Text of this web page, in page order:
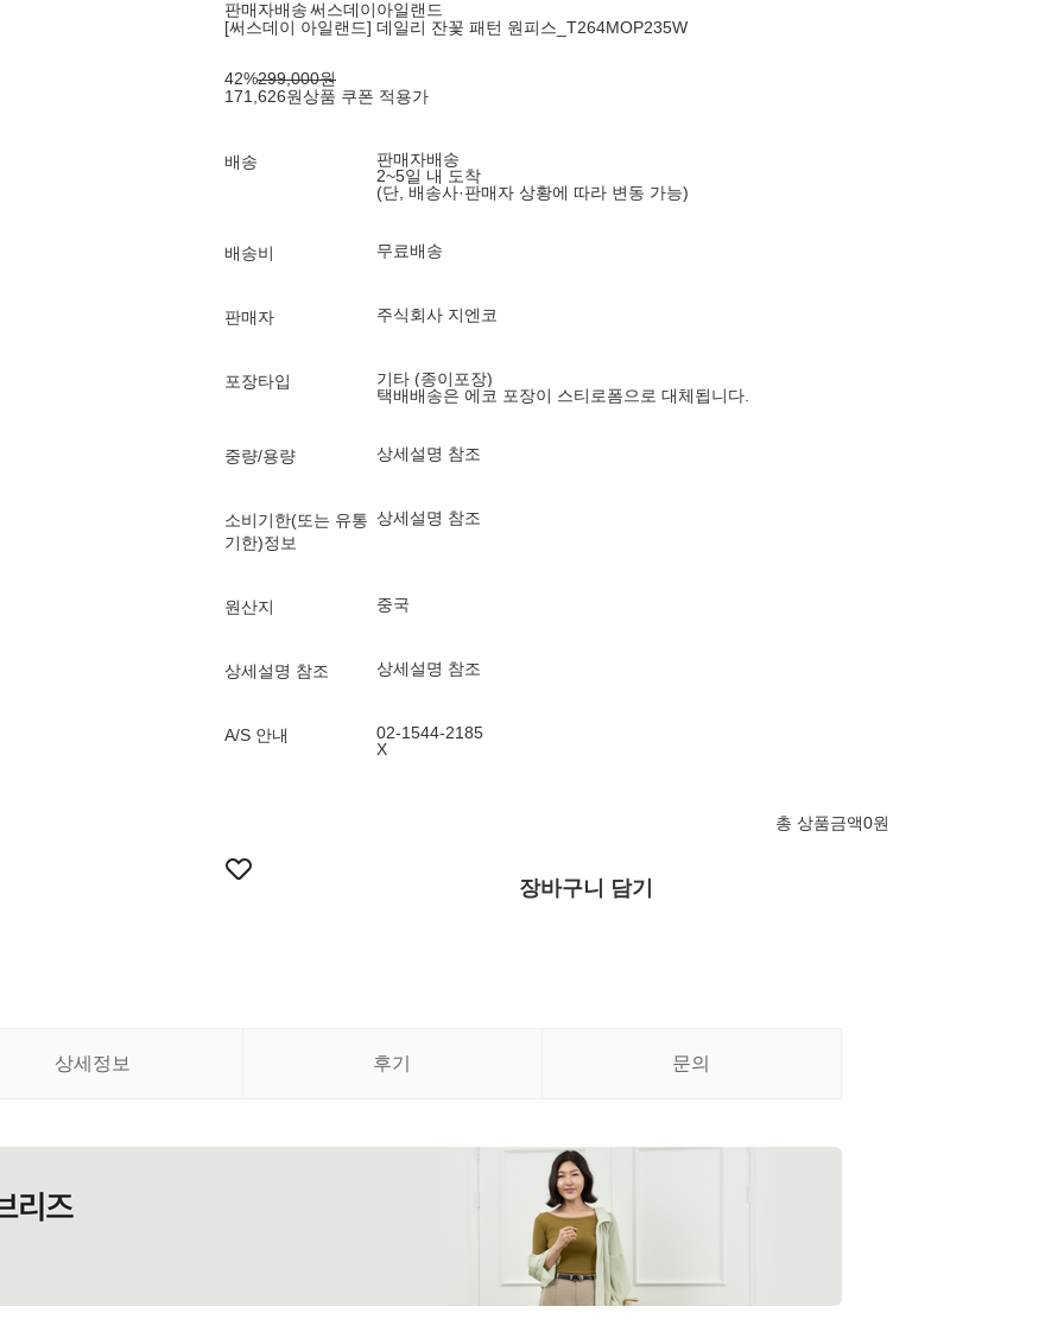
판매자배송써스데이아일랜드
[써스데이 아일랜드] 데일리 잔꽃 패턴 원피스_T264MOP235W
42%299,000원
171,626원상품 쿠폰 적용가
배송
판매자배송
2~5일 내 도착
(단, 배송사·판매자 상황에 따라 변동 가능)
배송비 무료배송
판매자 주식회사 지엔코
포장타입
기타 (종이포장)
택배배송은 에코 포장이 스티로폼으로 대체됩니다.
중량/용량 상세설명 참조
소비기한(또는 유통
기한)정보
상세설명 참조
원산지 중국
상세설명 참조 상세설명 참조
A/S 안내
02-1544-2185
X
총 상품금액0원
장바구니 담기
상세정보 후기 문의